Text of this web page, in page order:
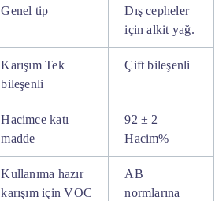
Genel tip
Dış cepheler
için alkit yağ.
Karışım Tek
bileşenli
Çift bileşenli
Hacimce katı
madde
92 ± 2
Hacim%
Kullanıma hazır
karışım için VOC
AB
normlarına